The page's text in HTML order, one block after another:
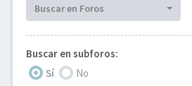
Buscar en Foros
Buscar en subforos:
Sí
No